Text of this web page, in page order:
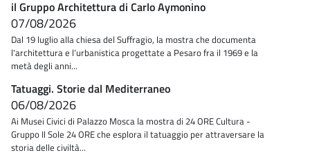
il Gruppo Architettura di Carlo Aymonino
07/08/2026
Dal 19 luglio alla chiesa del Suffragio, la mostra che documenta
l'architettura e l’urbanistica progettate a Pesaro fra il 1969 e la
metà degli anni...
Tatuaggi. Storie dal Mediterraneo
06/08/2026
Ai Musei Civici di Palazzo Mosca la mostra di 24 ORE Cultura -
Gruppo Il Sole 24 ORE che esplora il tatuaggio per attraversare la
storia delle civiltà...